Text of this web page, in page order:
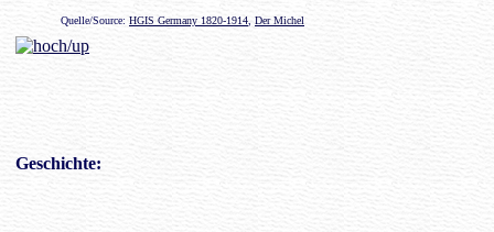
Quelle/Source: HGIS Germany 1820-1914 Der Michel
Geschichte: